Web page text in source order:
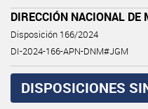
DIRECCIÓN NACIONAL DE
Disposición 166/2024
DI-2024-166-APN-DNM#JGM
DISPOSICIONES